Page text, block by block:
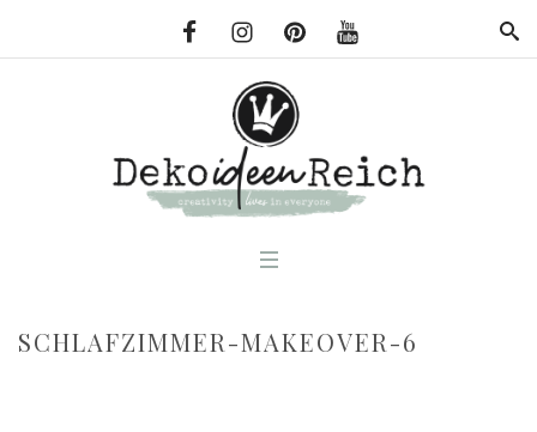
SCHLAFZIMMER-MAKEOVER-6